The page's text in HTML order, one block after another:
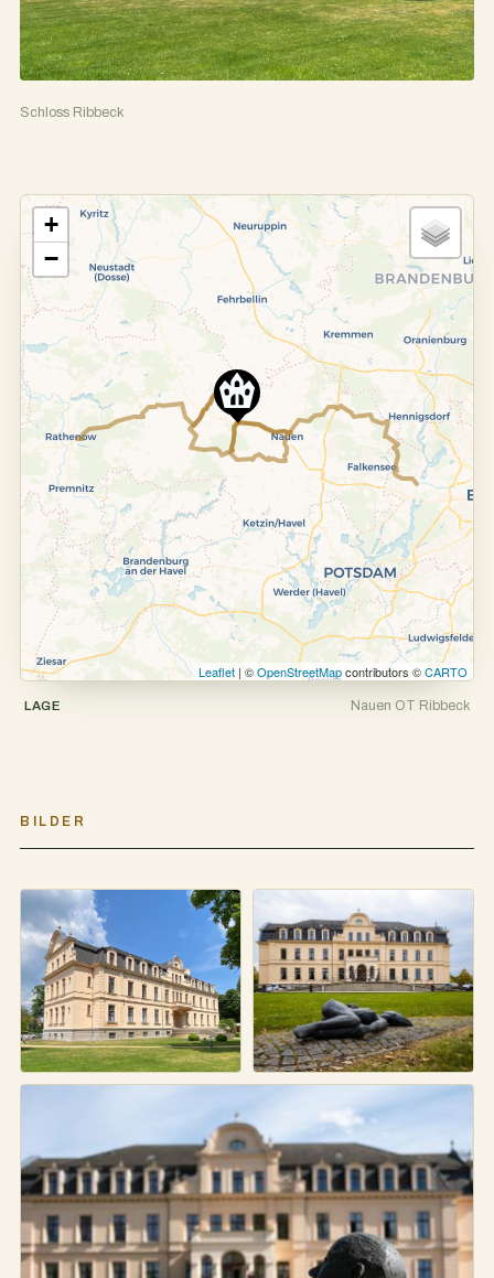
Schloss Ribbeck
+
−
Leaflet | ©OpenStreetMapcontributors ©CARTO
LAGE Nauen OT Ribbeck
BILDER
Skulpturen im Garten
von Schloss Ribbeck